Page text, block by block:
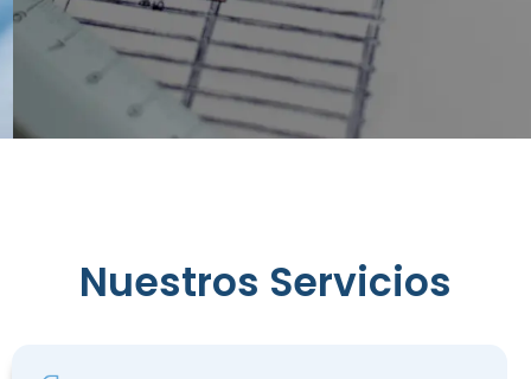
de
Edificación
Nuestros Servicios